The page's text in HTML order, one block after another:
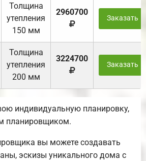
Толщина
утепления
150 мм
2960700
Заказать
Толщина
утепления
200 мм
3224700
Заказать
индивидуальную планировку,
планировщиком.
вы можете создавать
эскизы уникального дома с